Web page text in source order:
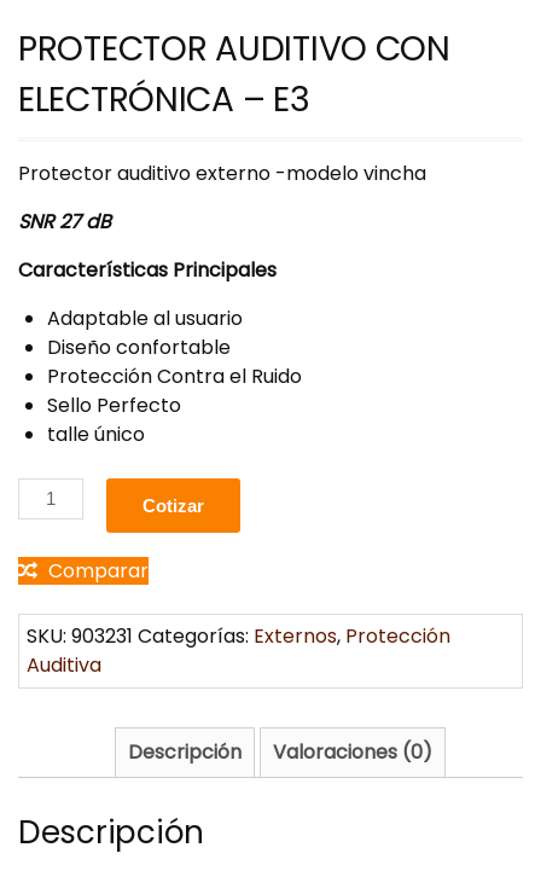
PROTECTOR AUDITIVO CON
ELECTRÓNICA – E3
Protector auditivo externo -modelo vincha
SNR 27 dB
Características Principales
Adaptable al usuario
Diseño confortable
Protección Contra el Ruido
Sello Perfecto
talle único
Cotizar
Comparar
SKU: 903231 Categorías: Externos, Protección
Auditiva
Descripción Valoraciones (0)
Descripción